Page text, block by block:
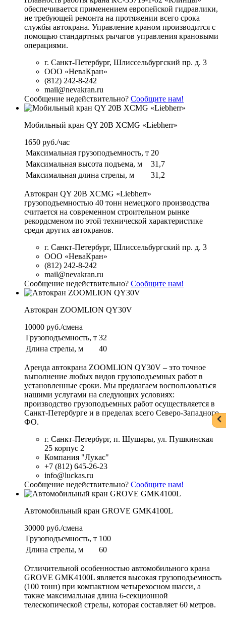
обеспечивается применением европейской гидравлики,
не требующей ремонта на протяжении всего срока
службы автокрана. Управление краном производится с
помощью стандартных рычагов управления крановыми
операциями.
г. Санкт-Петербург, Шлиссельбургский пр. д. 3
ООО «НеваКран»
(812) 242-8-242
mail@nevakran.ru
Сообщение недействительно? Сообщите нам!
Мобильный кран QY 20B XCMG «Liebherr»
1650 руб./час
Максимальная грузоподъемность, т 20
Максимальная высота подъема, м
31,7
Максимальная длина стрелы, м
31,2
Автокран QY 20B XCMG «Liebherr»
грузоподъемностью 40 тонн немецкого производства
считается на современном строительном рынке
рекордсменом по этой технической характеристике
среди других автокранов.
г. Санкт-Петербург, Шлиссельбургский пр. д. 3
ООО «НеваКран»
(812) 242-8-242
mail@nevakran.ru
Сообщение недействительно? Сообщите нам!
Автокран ZOOMLION QY30V
10000 руб./смена
Грузоподъемность, т 32
Длина стрелы, м
40
Аренда автокрана ZOOMLION QY30V – это точное
выполнение любых видов грузоподъемных работ в
установленные сроки. Мы предлагаем воспользоваться
нашими услугами на следующих условиях:
производство грузоподъемных работ осуществляется в
Санкт-Петербурге и в пределах всего Северо-Западного
ФО.
г. Санкт-Петербург, п. Шушары, ул. Пушкинская
25 корпус 2
Компания "Лукас"
+7 (812) 645-26-23
info@luckas.ru
Сообщение недействительно? Сообщите нам!
Автомобильный кран GROVE GMK4100L
30000 руб./смена
Грузоподъемность, т 100
Длина стрелы, м
60
Отличительной особенностью автомобильного крана
GROVE GMK4100L является высокая грузоподъемность
(100 тонн) при компактном четырехосном шасси, а
также максимальная длина 6-секционной
телескопической стрелы, которая составляет 60 метров.